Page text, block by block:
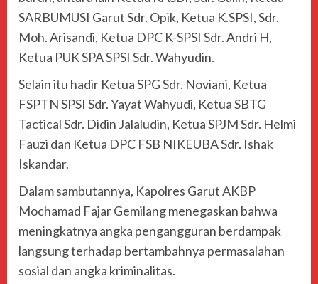
SARBUMUSI Garut Sdr. Opik, Ketua K.SPSI, Sdr.
Moh. Arisandi, Ketua DPC K-SPSI Sdr. Andri H,
Ketua PUK SPA SPSI Sdr. Wahyudin.
Selain itu hadir Ketua SPG Sdr. Noviani, Ketua
FSPTN SPSI Sdr. Yayat Wahyudi, Ketua SBTG
Tactical Sdr. Didin Jalaludin, Ketua SPJM Sdr. Helmi
Fauzi dan Ketua DPC FSB NIKEUBA Sdr. Ishak
Iskandar.
Dalam sambutannya, Kapolres Garut AKBP
Mochamad Fajar Gemilang menegaskan bahwa
meningkatnya angka pengangguran berdampak
langsung terhadap bertambahnya permasalahan
sosial dan angka kriminalitas.